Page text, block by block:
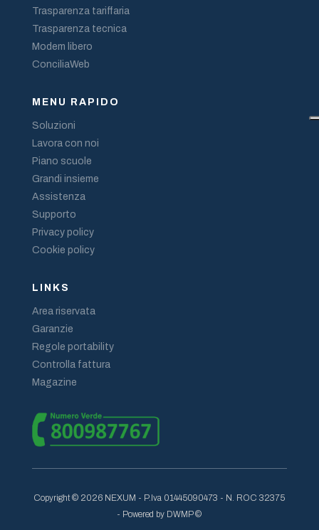
Trasparenza tariffaria
Trasparenza tecnica
Modem libero
ConciliaWeb
MENU RAPIDO
Soluzioni
Lavora con noi
Piano scuole
Grandi insieme
Assistenza
Supporto
Privacy policy
Cookie policy
LINKS
Area riservata
Garanzie
Regole portability
Controlla fattura
Magazine
Copyright © 2026 NEXUM - P.Iva 01445090473 - N. ROC 32375
- Powered by DWMP ©